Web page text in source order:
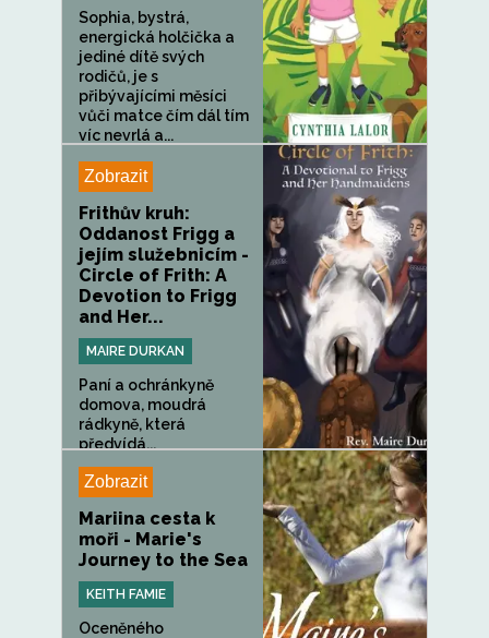
Sophia, bystrá,
energická holčička a
jediné dítě svých
rodičů, je s
přibývajícími měsíci
vůči matce čím dál tím
víc nevrlá a...
Zobrazit
Frithův kruh:
Oddanost Frigg a
jejím služebnicím -
Circle of Frith: A
Devotion to Frigg
and Her...
MAIRE DURKAN
Paní a ochránkyně
domova, moudrá
rádkyně, která
předvídá...
Zobrazit
Mariina cesta k
moři - Marie's
Journey to the Sea
KEITH FAMIE
Oceněného